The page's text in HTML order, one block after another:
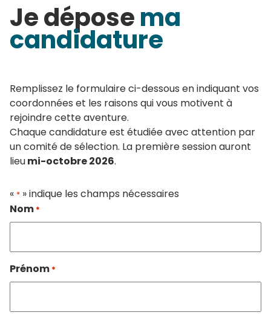
Je déposema
candidature
Remplissez le formulaire ci-dessous en indiquant vos
coordonnées et les raisons qui vous motivent à
rejoindre cette aventure.
Chaque candidature est étudiée avec attention par
un comité de sélection. La première session auront
lieumi-octobre 2026.
« * » indique les champs nécessaires
Nom *
Prénom *